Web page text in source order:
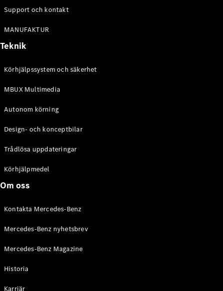
CLE
Mercedes-
Roadster
Maybach SL
Monogram
Series
Store
Support och kontakt
MANUFAKTUR
Teknik
Körhjälpssystem och säkerhet
MBUX Multimedia
Autonom körning
Design- och konceptbilar
Trådlösa uppdateringar
Körhjälpmedel
Om oss
Kontakta Mercedes-Benz
Mercedes-Benz nyhetsbrev
Mercedes-Benz Magazine
Historia
Karriär